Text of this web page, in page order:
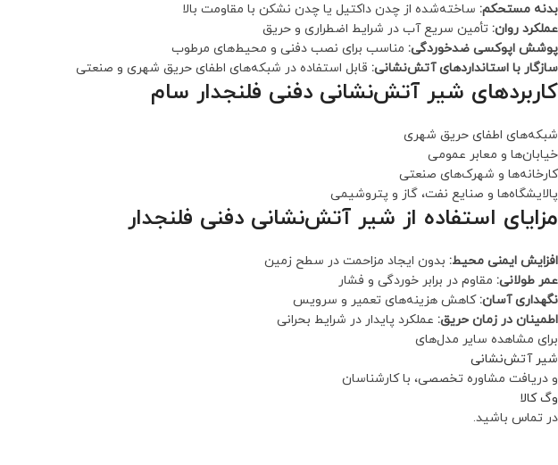
بدنه مستحکم: ساخته‌شده از چدن داکتیل یا چدن نشکن با مقاومت بالا
عملکرد روان: تأمین سریع آب در شرایط اضطراری و حریق
پوشش اپوکسی ضدخوردگی: مناسب برای نصب دفنی و محیط‌های مرطوب
سازگار با استانداردهای آتش‌نشانی: قابل استفاده در شبکه‌های اطفای حریق شهری و صنعتی
کاربردهای شیر آتش‌نشانی دفنی فلنجدار سام
شبکه‌های اطفای حریق شهری
خیابان‌ها و معابر عمومی
کارخانه‌ها و شهرک‌های صنعتی
پالایشگاه‌ها و صنایع نفت، گاز و پتروشیمی
مزایای استفاده از شیر آتش‌نشانی دفنی فلنجدار
افزایش ایمنی محیط: بدون ایجاد مزاحمت در سطح زمین
عمر طولانی: مقاوم در برابر خوردگی و فشار
نگهداری آسان: کاهش هزینه‌های تعمیر و سرویس
اطمینان در زمان حریق: عملکرد پایدار در شرایط بحرانی
برای مشاهده سایر مدل‌های
شیر آتش‌نشانی
و دریافت مشاوره تخصصی، با کارشناسان
وگ کالا
در تماس باشید.